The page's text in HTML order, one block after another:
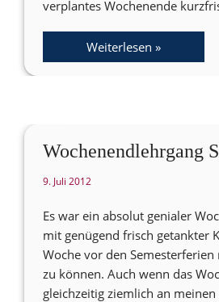
verplantes Wochenende
Weiterlesen »
Wochenendlehrgang
9. Juli 2012
Es war ein absolut genialer
mit genügend frisch getankter
Woche vor den
zu können. Auch wenn das
gleichzeitig ziemlich an